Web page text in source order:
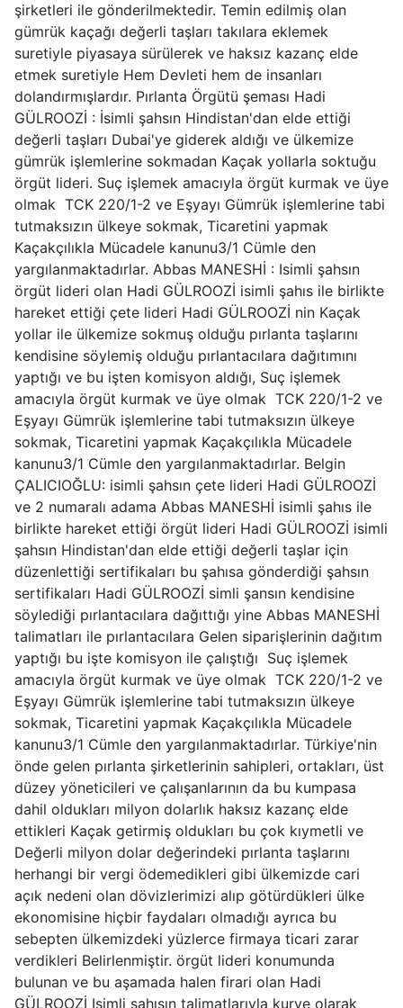
şirketleri ile gönderilmektedir. Temin edilmiş olan
gümrük kaçağı değerli taşları takılara eklemek
suretiyle piyasaya sürülerek ve haksız kazanç elde
etmek suretiyle Hem Devleti hem de insanları
dolandırmışlardır. Pırlanta Örgütü şeması Hadi
GÜLROOZİ : İsimli şahsın Hindistan'dan elde ettiği
değerli taşları Dubai'ye giderek aldığı ve ülkemize
gümrük işlemlerine sokmadan Kaçak yollarla soktuğu
örgüt lideri. Suç işlemek amacıyla örgüt kurmak ve üye
olmak TCK 220/1-2 ve Eşyayı Gümrük işlemlerine tabi
tutmaksızın ülkeye sokmak, Ticaretini yapmak
Kaçakçılıkla Mücadele kanunu3/1 Cümle den
yargılanmaktadırlar. Abbas MANESHİ : Isimli şahsın
örgüt lideri olan Hadi GÜLROOZİ isimli şahıs ile birlikte
hareket ettiği çete lideri Hadi GÜLROOZİ nin Kaçak
yollar ile ülkemize sokmuş olduğu pırlanta taşlarını
kendisine söylemiş olduğu pırlantacılara dağıtımını
yaptığı ve bu işten komisyon aldığı, Suç işlemek
amacıyla örgüt kurmak ve üye olmak TCK 220/1-2 ve
Eşyayı Gümrük işlemlerine tabi tutmaksızın ülkeye
sokmak, Ticaretini yapmak Kaçakçılıkla Mücadele
kanunu3/1 Cümle den yargılanmaktadırlar. Belgin
ÇALICIOĞLU: isimli şahsın çete lideri Hadi GÜLROOZİ
ve 2 numaralı adama Abbas MANESHİ isimli şahıs ile
birlikte hareket ettiği örgüt lideri Hadi GÜLROOZİ isimli
şahsın Hindistan'dan elde ettiği değerli taşlar için
düzenlettiği sertifikaları bu şahısa gönderdiği şahsın
sertifikaları Hadi GÜLROOZİ simli şansın kendisine
söylediği pırlantacılara dağıttığı yine Abbas MANESHİ
talimatları ile pırlantacılara Gelen siparişlerinin dağıtım
yaptığı bu işte komisyon ile çalıştığı Suç işlemek
amacıyla örgüt kurmak ve üye olmak TCK 220/1-2 ve
Eşyayı Gümrük işlemlerine tabi tutmaksızın ülkeye
sokmak, Ticaretini yapmak Kaçakçılıkla Mücadele
kanunu3/1 Cümle den yargılanmaktadırlar. Türkiye'nin
önde gelen pırlanta şirketlerinin sahipleri, ortakları, üst
düzey yöneticileri ve çalışanlarının da bu kumpasa
dahil oldukları milyon dolarlık haksız kazanç elde
ettikleri Kaçak getirmiş oldukları bu çok kıymetli ve
Değerli milyon dolar değerindeki pırlanta taşlarını
herhangi bir vergi ödemedikleri gibi ülkemizde cari
açık nedeni olan dövizlerimizi alıp götürdükleri ülke
ekonomisine hiçbir faydaları olmadığı ayrıca bu
sebepten ülkemizdeki yüzlerce firmaya ticari zarar
verdikleri Belirlenmiştir. örgüt lideri konumunda
bulunan ve bu aşamada halen firari olan Hadi
GÜLROOZİ Isimli şahısın talimatlarıyla kurye olarak